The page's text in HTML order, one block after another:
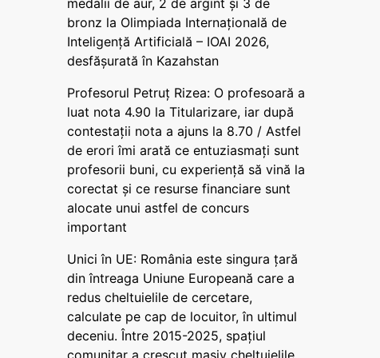
medalii de aur, 2 de argint și 3 de
bronz la Olimpiada Internațională de
Inteligență Artificială – IOAI 2026,
desfășurată în Kazahstan
Profesorul Petruț Rizea: O profesoară a
luat nota 4.90 la Titularizare, iar după
contestații nota a ajuns la 8.70 / Astfel
de erori îmi arată ce entuziasmați sunt
profesorii buni, cu experiență să vină la
corectat și ce resurse financiare sunt
alocate unui astfel de concurs
important
Unici în UE: România este singura țară
din întreaga Uniune Europeană care a
redus cheltuielile de cercetare,
calculate pe cap de locuitor, în ultimul
deceniu. Între 2015-2025, spațiul
comunitar a crescut masiv cheltuielile